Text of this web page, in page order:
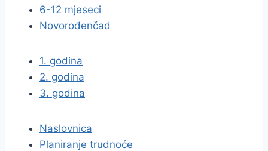
6-12 mjeseci
Novorođenčad
1. godina
2. godina
3. godina
Naslovnica
Planiranje trudnoće